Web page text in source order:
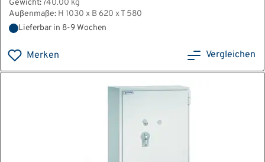
Gewicht:740.00 kg
Außenmaße: H 1030 x B 620 x T 580
Lieferbar in 8-9 Wochen
Merken Vergleichen